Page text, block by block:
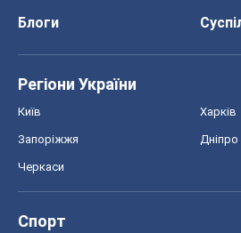
Блоги
Регіони України
Київ Харків
Запоріжжя Дніпро
Черкаси
Спорт